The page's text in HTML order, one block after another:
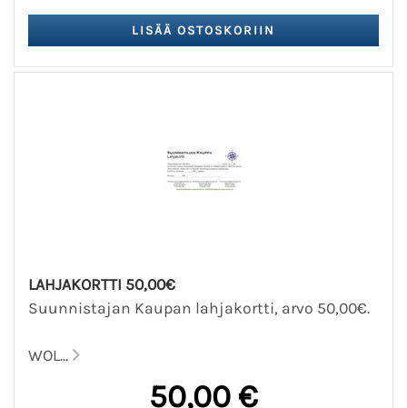
LAHJAKORTTI 50,00€
Suunnistajan Kaupan lahjakortti, arvo 50,00€.
WOL...
50,00 €